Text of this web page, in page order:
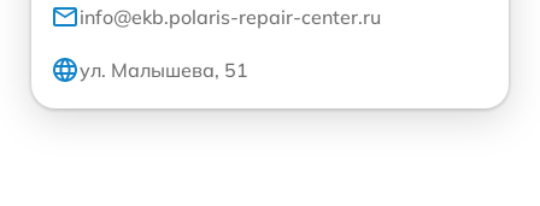
info@ekb.polaris-repair-center.ru
ул. Малышева, 51